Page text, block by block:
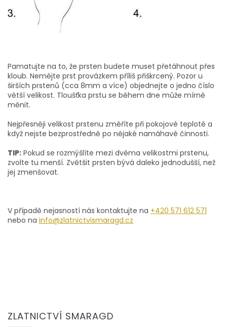
Pamatujte na to, že prsten budete muset přetáhnout přes
kloub. Nemějte prst provázkem příliš přiškrcený. Pozor u
širších prstenů (cca 8mm a více) objednejte o jedno číslo
větší velikost. Tloušťka prstu se během dne může mírně
měnit.
Nejpřesněji velikost prstenu změříte při pokojové teplotě a
když nejste bezprostředně po nějaké namáhavé činnosti.
TIP: Pokud se rozmýšlíte mezi dvěma velikostmi prstenu,
zvolte tu menší. Zvětšit prsten bývá daleko jednodušší, než
jej zmenšovat.
V případě nejasností nás kontaktujte na +420 571 612 571
nebo na info@zlatnictvismaragd.cz
ZLATNICTVÍ SMARAGD